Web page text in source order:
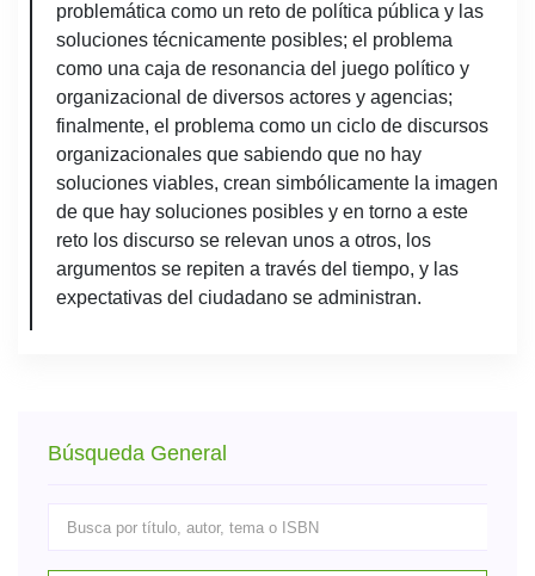
problemática como un reto de política pública y las
soluciones técnicamente posibles; el problema
como una caja de resonancia del juego político y
organizacional de diversos actores y agencias;
finalmente, el problema como un ciclo de discursos
organizacionales que sabiendo que no hay
soluciones viables, crean simbólicamente la imagen
de que hay soluciones posibles y en torno a este
reto los discurso se relevan unos a otros, los
argumentos se repiten a través del tiempo, y las
expectativas del ciudadano se administran.
Búsqueda General